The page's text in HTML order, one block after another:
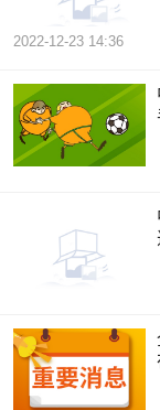
2022-12-23 14:36